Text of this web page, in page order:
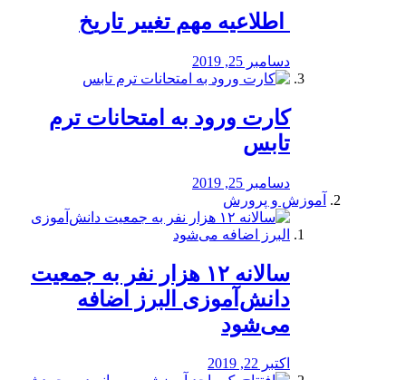
️ اطلاعیه مهم تغییر تاریخ
دسامبر 25, 2019
کارت ورود به امتحانات ترم
تابس
دسامبر 25, 2019
آموزش و پرورش
️سالانه ۱۲ هزار نفر به جمعیت
دانش‌آموزی البرز اضافه
می‌شود
اکتبر 22, 2019